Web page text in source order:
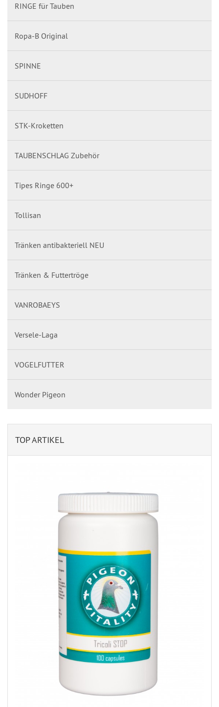
RINGE für Tauben
Ropa-B Original
SPINNE
SUDHOFF
STK-Kroketten
TAUBENSCHLAG Zubehör
Tipes Ringe 600+
Tollisan
Tränken antibakteriell NEU
Tränken & Futtertröge
VANROBAEYS
Versele-Laga
VOGELFUTTER
Wonder Pigeon
TOP ARTIKEL